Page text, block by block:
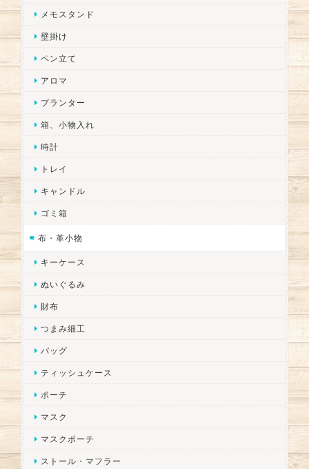
メモスタンド
壁掛け
ペン立て
アロマ
プランター
箱、小物入れ
時計
トレイ
キャンドル
ゴミ箱
布・革小物
キーケース
ぬいぐるみ
財布
つまみ細工
バッグ
ティッシュケース
ポーチ
マスク
マスクポーチ
ストール・マフラー